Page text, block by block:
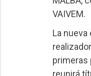
VAIVEM.
La
primeras
reunirá